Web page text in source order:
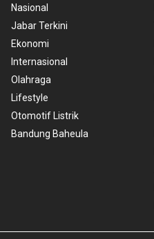
Nasional
Jabar Terkini
Ekonomi
Internasional
Olahraga
Lifestyle
Otomotif Listrik
Bandung Baheula